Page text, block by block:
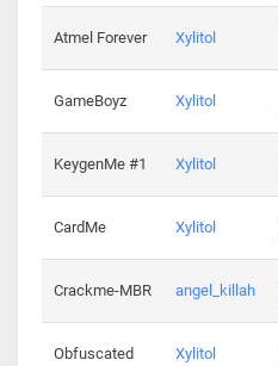
Atmel Forever Xylitol
GameBoyz Xylitol
KeygenMe #1 Xylitol
CardMe Xylitol
Crackme-MBR angel_killah
Obfuscated Xylitol